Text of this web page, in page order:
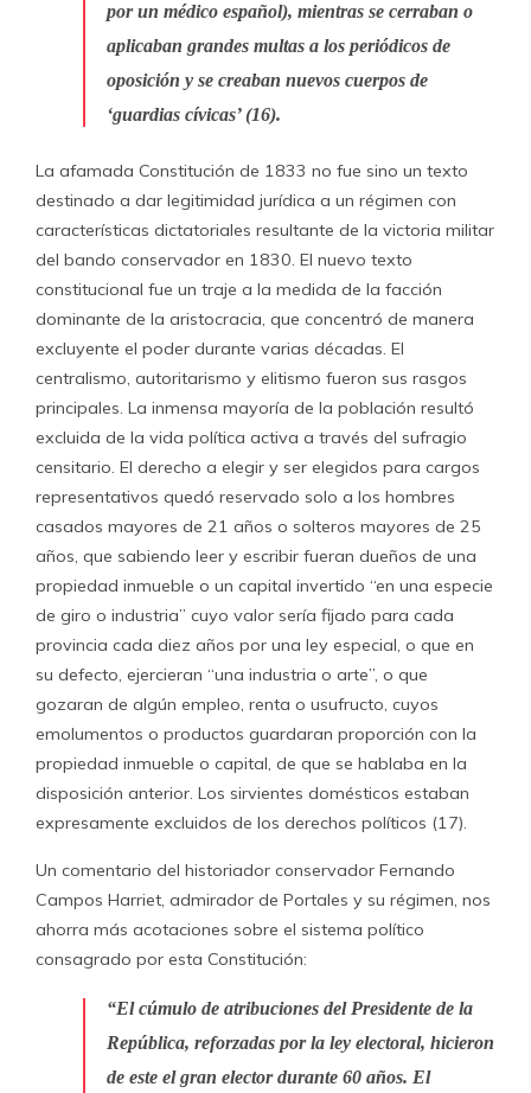
por un médico español), mientras se cerraban o
aplicaban grandes multas a los periódicos de
oposición y se creaban nuevos cuerpos de
‘guardias cívicas’ (16).
La afamada Constitución de 1833 no fue sino un texto
destinado a dar legitimidad jurídica a un régimen con
características dictatoriales resultante de la victoria militar
del bando conservador en 1830. El nuevo texto
constitucional fue un traje a la medida de la facción
dominante de la aristocracia, que concentró de manera
excluyente el poder durante varias décadas. El
centralismo, autoritarismo y elitismo fueron sus rasgos
principales. La inmensa mayoría de la población resultó
excluida de la vida política activa a través del sufragio
censitario. El derecho a elegir y ser elegidos para cargos
representativos quedó reservado solo a los hombres
casados mayores de 21 años o solteros mayores de 25
años, que sabiendo leer y escribir fueran dueños de una
propiedad inmueble o un capital invertido “en una especie
de giro o industria” cuyo valor sería fijado para cada
provincia cada diez años por una ley especial, o que en
su defecto, ejercieran “una industria o arte”, o que
gozaran de algún empleo, renta o usufructo, cuyos
emolumentos o productos guardaran proporción con la
propiedad inmueble o capital, de que se hablaba en la
disposición anterior. Los sirvientes domésticos estaban
expresamente excluidos de los derechos políticos (17).
Un comentario del historiador conservador Fernando
Campos Harriet, admirador de Portales y su régimen, nos
ahorra más acotaciones sobre el sistema político
consagrado por esta Constitución:
“El cúmulo de atribuciones del Presidente de la
República, reforzadas por la ley electoral, hicieron
de este el gran elector durante 60 años. El